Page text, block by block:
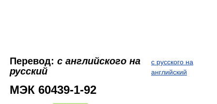
Перевод: с английского на
русский
с русского на
английский
МЭК 60439-1-92